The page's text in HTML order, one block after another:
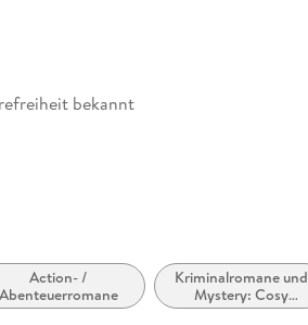
bekannt
Action- /
Abenteuerromane
Kriminalromane und
Mystery: Cosy
Mystery